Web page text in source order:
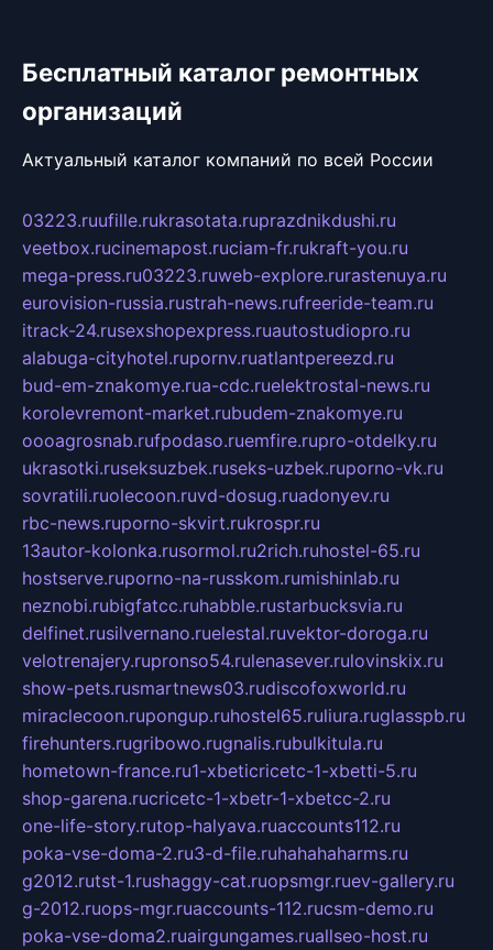
Бесплатный каталог ремонтных
организаций
Актуальный каталог компаний по всей России
03223.ruufille.rukrasotata.ruprazdnikdushi.ru
veetbox.rucinemapost.ruciam-fr.rukraft-you.ru
mega-press.ru03223.ruweb-explore.rurastenuya.ru
eurovision-russia.rustrah-news.rufreeride-team.ru
itrack-24.rusexshopexpress.ruautostudiopro.ru
alabuga-cityhotel.rupornv.ruatlantpereezd.ru
bud-em-znakomye.rua-cdc.ruelektrostal-news.ru
korolevremont-market.rubudem-znakomye.ru
oooagrosnab.rufpodaso.ruemfire.rupro-otdelky.ru
ukrasotki.ruseksuzbek.ruseks-uzbek.ruporno-vk.ru
sovratili.ruolecoon.ruvd-dosug.ruadonyev.ru
rbc-news.ruporno-skvirt.rukrospr.ru
13autor-kolonka.rusormol.ru2rich.ruhostel-65.ru
hostserve.ruporno-na-russkom.rumishinlab.ru
neznobi.rubigfatcc.ruhabble.rustarbucksvia.ru
delfinet.rusilvernano.ruelestal.ruvektor-doroga.ru
velotrenajery.rupronso54.rulenasever.rulovinskix.ru
show-pets.rusmartnews03.rudiscofoxworld.ru
miraclecoon.rupongup.ruhostel65.ruliura.ruglasspb.ru
firehunters.rugribowo.rugnalis.rubulkitula.ru
hometown-france.ru1-xbeticricetc-1-xbetti-5.ru
shop-garena.rucricetc-1-xbetr-1-xbetcc-2.ru
one-life-story.rutop-halyava.ruaccounts112.ru
poka-vse-doma-2.ru3-d-file.ruhahahaharms.ru
g2012.rutst-1.rushaggy-cat.ruopsmgr.ruev-gallery.ru
g-2012.ruops-mgr.ruaccounts-112.rucsm-demo.ru
poka-vse-doma2.ruairgungames.ruallseo-host.ru